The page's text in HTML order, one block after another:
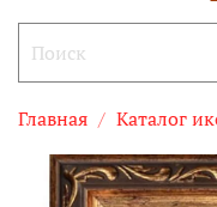
Главная Каталог